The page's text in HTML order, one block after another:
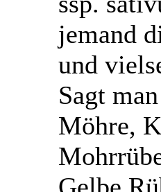
jemand
und
Sagt
Möhre,